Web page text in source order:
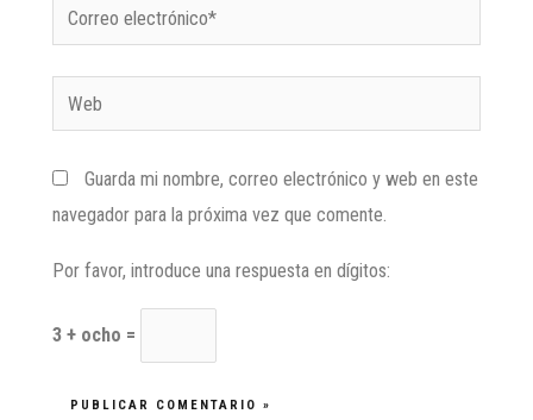
Guarda mi nombre, correo electrónico y web en este
navegador para la próxima vez que comente.
Por favor, introduce una respuesta en dígitos:
3 + ocho =